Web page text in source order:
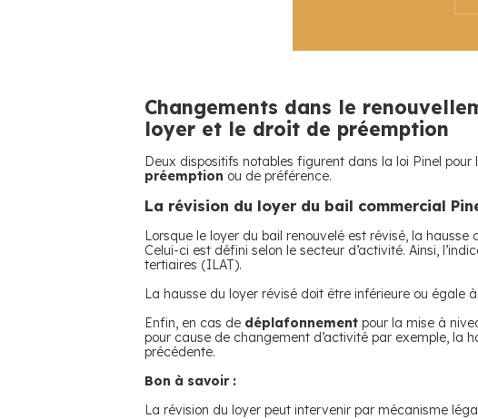
Changements dans le
loyer et le droit de préemption
Deux dispositifs notables figurent dans la loi Pinel
préemption ou de préférence.
La révision du loyer du bail commercial
Lorsque le loyer du bail renouvelé est révisé, la
Celui-ci est défini selon le secteur d’activité. Ainsi,
tertiaires (ILAT).
La hausse du loyer révisé doit être inférieure ou égale
Enfin, en cas de déplafonnement pour la mise à
pour cause de changement d’activité par exemple, la
précédente.
Bon à savoir :
La révision du loyer peut intervenir par mécanisme